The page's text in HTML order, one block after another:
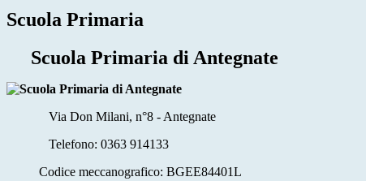
Scuola Primaria
Scuola Primaria di Antegnate
Via Don Milani, n°8 - Antegnate
Telefono: 0363 914133
Codice meccanografico: BGEE84401L